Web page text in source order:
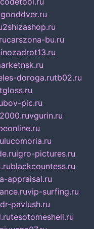
gooddver.ru
2shizashop.ru
carszona-bu.ru
doroga.rutb02.ru
pic.ru
vgurin.ru
lucomoria.ru
igro-pictures.ru
blackcountess.ru
appraisal.ru
vip-surfing.ru
dr-pavlush.ru
tesotomeshell.ru